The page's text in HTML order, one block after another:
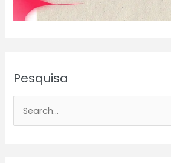
Pesquisa